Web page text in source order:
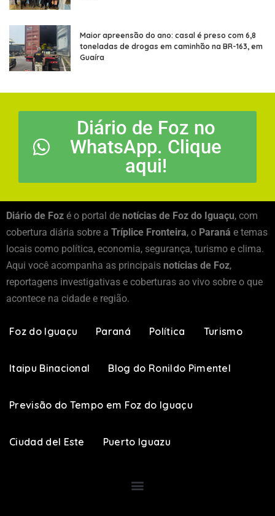
Maior apreensão do ano: casal é preso com 6,8
toneladas de drogas em caminhão na BR-163, em
Guaíra
Diário de Foz no
WhatsApp. Clique
aqui!
Diário de Foz é o portal de notícias de Foz do Iguaçu, com
cobertura diária sobre a Tríplice Fronteira, o Paraná e temas
locais como política, economia, segurança, turismo e clima.
Aqui você acompanha as principais notícias de Foz,
reportagens investigativas e coberturas ao vivo sobre o que
acontece na cidade e região.
Foz do Iguaçu Paraná Política Turismo
Itaipu Binacional Blog do Ronildo Pimentel
Previsão do Tempo em Foz do Iguaçu
Ciudad del Este Puerto Iguazu